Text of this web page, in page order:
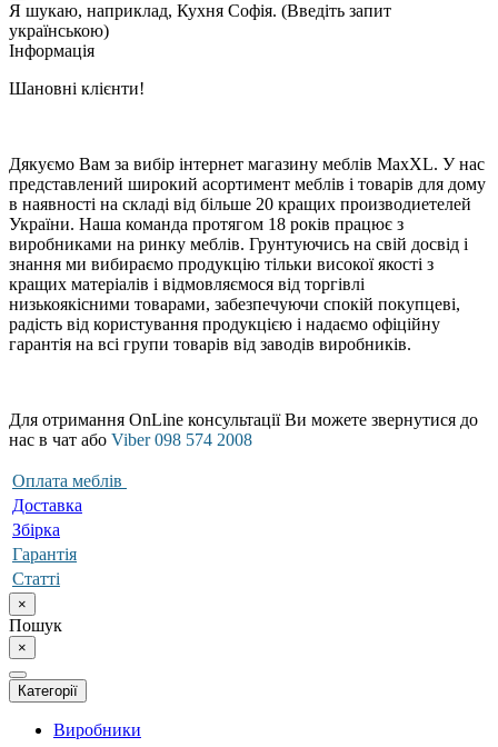
Я шукаю, наприклад, Кухня Софія. (Введіть запит
українською)
Інформація
Шановні клієнти!
Дякуємо Вам за вибір інтернет магазину меблів MaxXL. У нас
представлений широкий асортимент меблів і товарів для дому
в наявності на складі від більше 20 кращих производиетелей
України. Наша команда протягом 18 років працює з
виробниками на ринку меблів. Грунтуючись на свій досвід і
знання ми вибираємо продукцію тільки високої якості з
кращих матеріалів і відмовляємося від торгівлі
низькоякісними товарами, забезпечуючи спокій покупцеві,
радість від користування продукцією і надаємо офіційну
гарантія на всі групи товарів від заводів виробників.
Для отримання OnLine консультації Ви можете звернутися до
нас в чат або Viber 098 574 2008
Оплата меблів
Доставка
Збірка
Гарантія
Статті
×
Пошук
×
Категорії
Виробники